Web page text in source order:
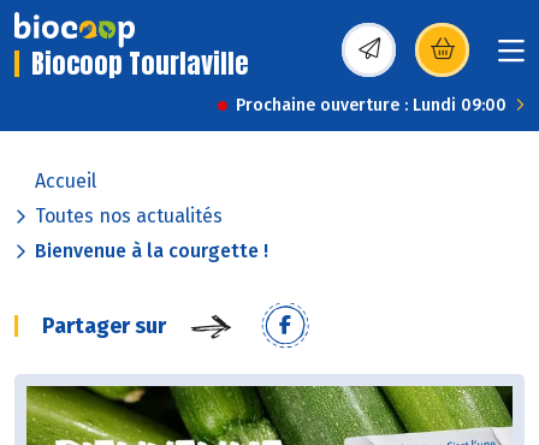
Biocoop Tourlaville (s’ouvre dans une
Prochaine ouverture : Lundi 09:00
Accueil
Toutes nos actualités
Bienvenue à la courgette !
Partager sur